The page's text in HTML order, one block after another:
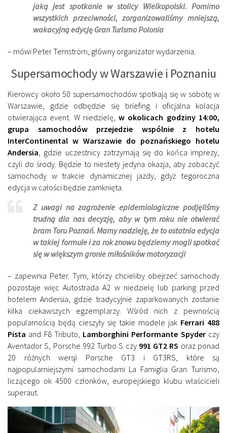
jaką jest spotkanie w stolicy Wielkopolski. Pomimo
wszystkich przeciwności, zorganizowaliśmy mniejszą,
wakacyjną edycję Gran Turismo Polonia
– mówi Peter Ternström, główny organizator wydarzenia.
Supersamochody w Warszawie i Poznaniu
Kierowcy około 50 supersamochodów spotkają się w sobotę w
Warszawie, gdzie odbędzie się briefing i oficjalna kolacja
otwierająca event. W niedzielę,w okolicach godziny 14:00,
grupa samochodów przejedzie wspólnie z hotelu
InterContinental w Warszawie do poznańskiego hotelu
Andersia , gdzie uczestnicy zatrzymają się do końca imprezy,
czyli do środy. Będzie to niestety jedyna okazja, aby zobaczyć
samochody w trakcie dynamicznej jazdy, gdyż tegoroczna
edycja w całości będzie zamknięta.
Z uwagi na zagrożenie epidemiologiczne podjęliśmy
trudną dla nas decyzję, aby w tym roku nie otwierać
bram Toru Poznań. Mamy nadzieję, że to ostatnia edycja
w takiej formule i za rok znowu będziemy mogli spotkać
się w większym gronie miłośników motoryzacji
– zapewnia Peter. Tym, którzy chcieliby obejrzeć samochody
pozostaje więc Autostrada A2 w niedzielę lub parking przed
hotelem Andersia, gdzie tradycyjnie zaparkowanych zostanie
kilka ciekawszych egzemplarzy. Wśród nich z pewnością
popularnością będą cieszyły się takie modele jak Ferrari 488
Pista and F8 Tributo, Lamborghini Performante Spyderczy
Aventador S, Porsche 992 Turbo S czy 991 GT2 RS oraz ponad
20 różnych wersji Porsche GT3 i GT3RS, które są
najpopularniejszymi samochodami La Famiglia Gran Turismo,
liczącego ok 4500 członków, europejskiego klubu właścicieli
superaut.